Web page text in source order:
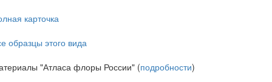
карточка
образцы этого вида
"Атласа флоры России" (подробности)